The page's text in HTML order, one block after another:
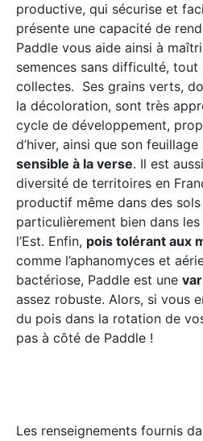
productive, qui sécurise et
présente une capacité de
Paddle vous aide ainsi à
semences sans difficulté,
collectes. Ses grains verts,
la décoloration, sont très
cycle de développement,
d’hiver, ainsi que son
sensible à la verse. Il est
diversité de territoires en
productif même dans des
particulièrement bien dans
l’Est. Enfin, pois tolérant aux
comme l’aphanomyces et
bactériose, Paddle est une
assez robuste. Alors, si vous
du pois dans la rotation de
pas à côté de Paddle !
Les renseignements fournis